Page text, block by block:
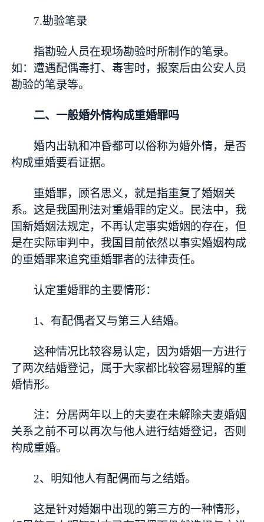
7.勘验笔录
指勘验人员在现场勘验时所制作的笔录。
如：遭遇配偶毒打、毒害时，报案后由公安人员
勘验的笔录等。
二、一般婚外情构成重婚罪吗
婚内出轨和冲昏都可以俗称为婚外情，是否
构成重婚要看证据。
重婚罪，顾名思义，就是指重复了婚姻关
系。这是我国刑法对重婚罪的定义。民法中，我
国新婚姻法规定，不再认定事实婚姻的存在，但
是在实际审判中，我国目前依然以事实婚姻构成
的重婚罪来追究重婚罪者的法律责任。
认定重婚罪的主要情形：
1、有配偶者又与第三人结婚。
这种情况比较容易认定，因为婚姻一方进行
了两次结婚登记，属于大家都比较容易理解的重
婚情形。
注：分居两年以上的夫妻在未解除夫妻婚姻
关系之前不可以再次与他人进行结婚登记，否则
构成重婚。
2、明知他人有配偶而与之结婚。
这是针对婚姻中出现的第三方的一种情形，